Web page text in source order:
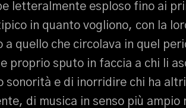
letteralmente esploso fino ai
in quanto vogliono, con la
quello che circolava in quel
proprio sputo in faccia a chi li
sonorità e di inorridire chi ha
di musica in senso più ampio